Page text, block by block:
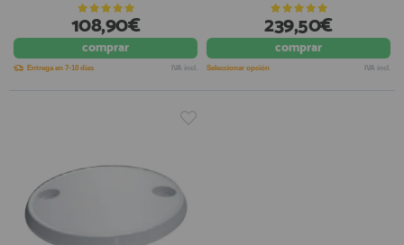
108,90€
comprar
Entrega en 7-10 días IVA incl.
239,50€
comprar
Seleccionar opción IVA incl.